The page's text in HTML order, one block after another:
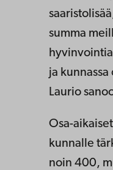
summa
ja
Laurio
Osa-
kunnalle
noin 400,